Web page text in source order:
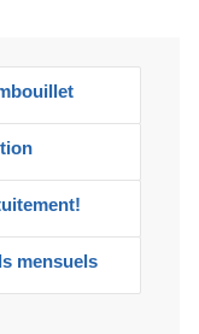
mensuels